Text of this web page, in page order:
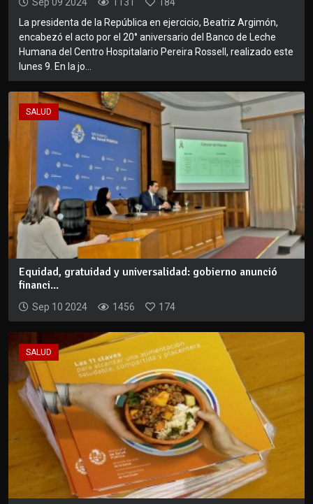
La presidenta de la República en ejercicio, Beatriz Argimón,
encabezó el acto por el 20° aniversario del Banco de Leche
Humana del Centro Hospitalario Pereira Rossell, realizado este
lunes 9. En la jo...
SALUD
Equidad, gratuidad y universalidad: gobierno anunció
financi...
Sep 10 2024 1456 174
SALUD